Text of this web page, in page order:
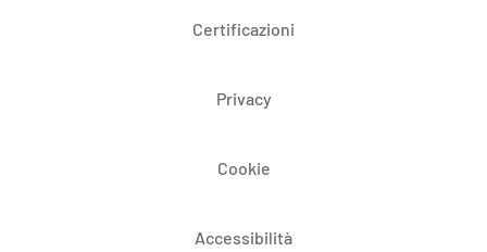
Certificazioni
Privacy
Cookie
Accessibilità